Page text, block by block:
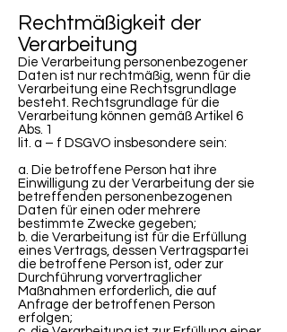
Rechtmäßigkeit der
Verarbeitung
Die Verarbeitung personenbezogener
Daten ist nur rechtmäßig, wenn für die
Verarbeitung eine Rechtsgrundlage
besteht. Rechtsgrundlage für die
Verarbeitung können gemäß Artikel 6
Abs. 1
lit. a – f DSGVO insbesondere sein:
a. Die betroffene Person hat ihre
Einwilligung zu der Verarbeitung der sie
betreffenden personenbezogenen
Daten für einen oder mehrere
bestimmte Zwecke gegeben;
b. die Verarbeitung ist für die Erfüllung
eines Vertrags, dessen Vertragspartei
die betroffene Person ist, oder zur
Durchführung vorvertraglicher
Maßnahmen erforderlich, die auf
Anfrage der betroffenen Person
erfolgen;